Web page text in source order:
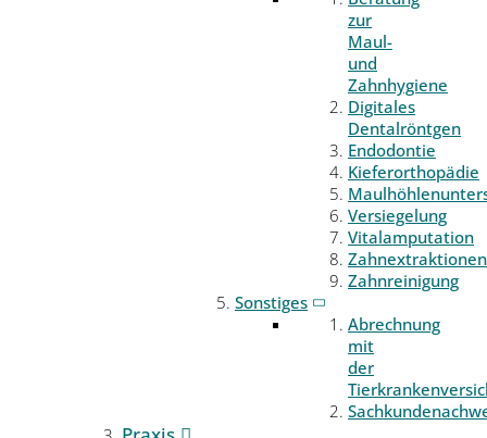
zur
Maul-
und
Zahnhygiene
Digitales
Dentalröntgen
Endodontie
Kieferorthopädie
Versiegelung
Vitalamputation
Zahnextraktionen
Zahnreinigung
Sonstiges
Abrechnung
mit
der